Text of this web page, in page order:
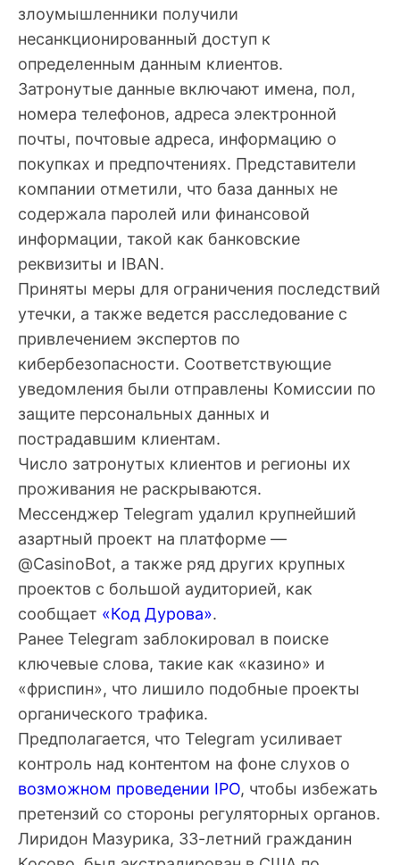
злоумышленники получили
несанкционированный доступ к
определенным данным клиентов.
Затронутые данные включают имена, пол,
номера телефонов, адреса электронной
почты, почтовые адреса, информацию о
покупках и предпочтениях. Представители
компании отметили, что база данных не
содержала паролей или финансовой
информации, такой как банковские
реквизиты и IBAN.
Приняты меры для ограничения последствий
утечки, а также ведется расследование с
привлечением экспертов по
кибербезопасности. Соответствующие
уведомления были отправлены Комиссии по
защите персональных данных и
пострадавшим клиентам.
Число затронутых клиентов и регионы их
проживания не раскрываются.
Мессенджер Telegram удалил крупнейший
азартный проект на платформе —
@CasinoBot, а также ряд других крупных
проектов с большой аудиторией, как
сообщает «Код Дурова».
Ранее Telegram заблокировал в поиске
ключевые слова, такие как «казино» и
«фриспин», что лишило подобные проекты
органического трафика.
Предполагается, что Telegram усиливает
контроль над контентом на фоне слухов о
возможном проведении IPO, чтобы избежать
претензий со стороны регуляторных органов.
Лиридон Мазурика, 33-летний гражданин